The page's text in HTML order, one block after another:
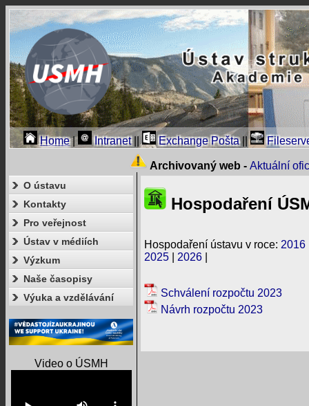
Home| Intranet|| Exchange Pošta ||
Archivovaný web - Aktuální
O ústavu
Kontakty
Pro veřejnost
Ústav v médiích
Výzkum
Naše časopisy
Výuka a vzdělávání
Video o ÚSMH
Hospodaření
Hospodaření ústavu v roce: 2016
2025
2026
Schválení rozpočtu 2023
Návrh rozpočtu 2023